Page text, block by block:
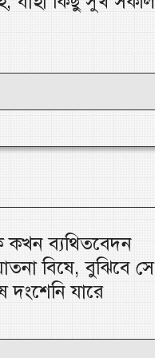
কখন ব্যথিতবেদন
বিষে, বুঝিবে সে
যারে